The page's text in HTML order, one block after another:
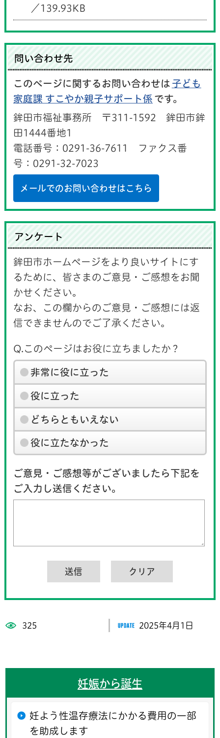
／139.93KB
問い合わせ先
このページに関するお問い合わせは 子ども
家庭課 すこやか親子サポート係 です。
鉾田市福祉事務所 〒311-1592 鉾田市鉾
田1444番地1
電話番号：0291-36-7611 ファクス番
号：0291-32-7023
メールでのお問い合わせはこちら
アンケート
鉾田市ホームページをより良いサイトにす
るために、皆さまのご意見・ご感想をお聞
かせください。
なお、この欄からのご意見・ご感想には返
信できませんのでご了承ください。
Q.このページはお役に立ちましたか？
非常に役に立った
役に立った
どちらともいえない
役に立たなかった
ご意見・ご感想等がございましたら下記を
ご入力し送信ください。
325 2025年4月1日
妊娠から誕生
妊よう性温存療法にかかる費用の一部
を助成します